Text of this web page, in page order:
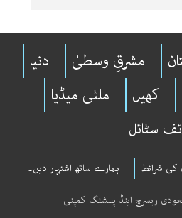
مشرقِ وسطیٰ
دنیا
کھیل
ملٹی میڈیا
سٹائل
کی شرائط ہمارے ساتھ اشتہار دیں۔
ریسرچ اینڈ پبلشنگ کمپنی